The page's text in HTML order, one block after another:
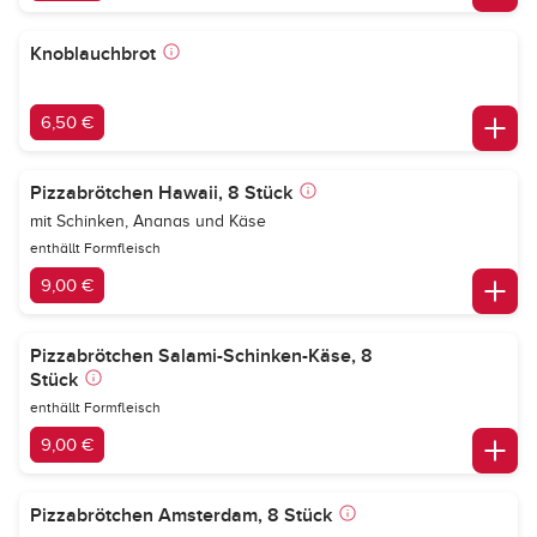
Knoblauchbrot
6,50 €
Pizzabrötchen Hawaii, 8 Stück
mit Schinken, Ananas und Käse
enthällt Formfleisch
9,00 €
Pizzabrötchen Salami-Schinken-Käse, 8
Stück
enthällt Formfleisch
9,00 €
Pizzabrötchen Amsterdam, 8 Stück